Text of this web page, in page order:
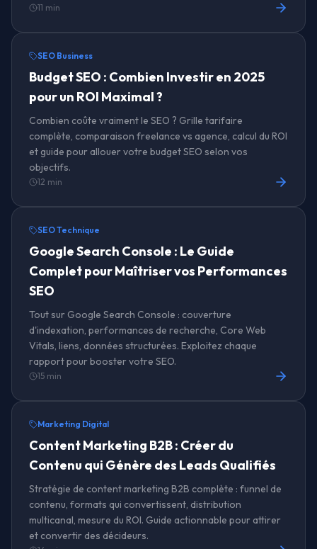
11 min
SEO Business
Budget SEO : Combien Investir en 2025
pour un ROI Maximal ?
Combien coûte vraiment le SEO ? Grille tarifaire
complète, comparaison freelance vs agence, calcul du ROI
et guide pour allouer votre budget SEO selon vos
objectifs.
12 min
SEO Technique
Google Search Console : Le Guide
Complet pour Maîtriser vos Performances
SEO
Tout sur Google Search Console : couverture
d'indexation, performances de recherche, Core Web
Vitals, liens, données structurées. Exploitez chaque
rapport pour booster votre SEO.
15 min
Marketing Digital
Content Marketing B2B : Créer du
Contenu qui Génère des Leads Qualifiés
Stratégie de content marketing B2B complète : funnel de
contenu, formats qui convertissent, distribution
multicanal, mesure du ROI. Guide actionnable pour attirer
et convertir des décideurs.